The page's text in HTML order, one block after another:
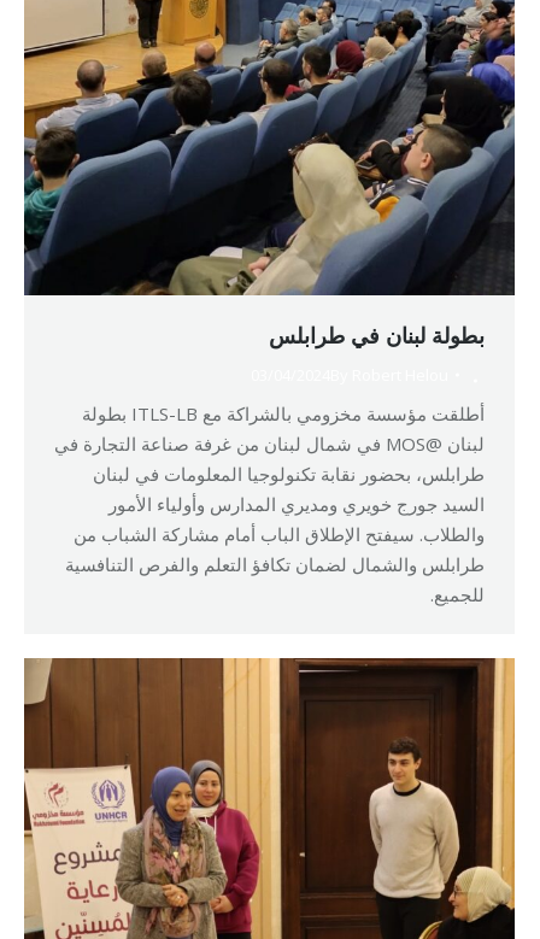
بطولة لبنان في طرابلس
أطلقت مؤسسة مخزومي بالشراكة مع ITLS-LB بطولة
لبنان @MOS في شمال لبنان من غرفة صناعة التجارة في
طرابلس، بحضور نقابة تكنولوجيا المعلومات في لبنان
السيد جورج خويري ومديري المدارس وأولياء الأمور
والطلاب. سيفتح الإطلاق الباب أمام مشاركة الشباب من
طرابلس والشمال لضمان تكافؤ التعلم والفرص التنافسية
للجميع.